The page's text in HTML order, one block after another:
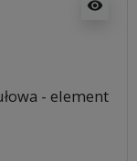
visibility
- element